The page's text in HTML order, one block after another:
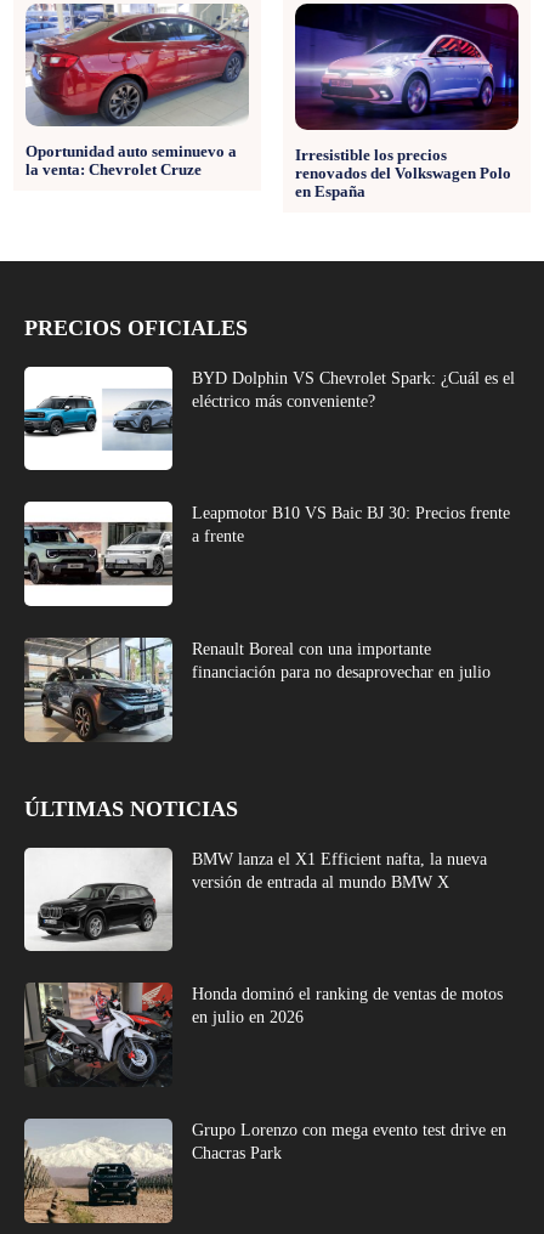
Oportunidad auto seminuevo a
la venta: Chevrolet Cruze
Irresistible los precios
renovados del Volkswagen Polo
en España
PRECIOS OFICIALES
BYD Dolphin VS Chevrolet Spark: ¿Cuál es el
eléctrico más conveniente?
Leapmotor B10 VS Baic BJ 30: Precios frente
a frente
Renault Boreal con una importante
financiación para no desaprovechar en julio
ÚLTIMAS NOTICIAS
BMW lanza el X1 Efficient nafta, la nueva
versión de entrada al mundo BMW X
Honda dominó el ranking de ventas de motos
en julio en 2026
Grupo Lorenzo con mega evento test drive en
Chacras Park